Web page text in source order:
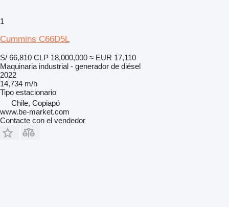
1
Cummins C66D5L
S/ 66,810 CLP 18,000,000 ≈ EUR 17,110
Maquinaria industrial - generador de diésel
2022
14,734 m/h
Tipo estacionario
Chile, Copiapó
www.be-market.com
Contacte con el vendedor